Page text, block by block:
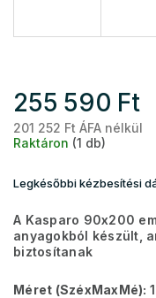
255 590 Ft
201 252 Ft ÁFA nélkül
Raktáron (1 db)
Legkésőbbi kézbesítési
A Kasparo 90x200
anyagokból készült,
biztosítanak
Méret (SzéxMaxMé):